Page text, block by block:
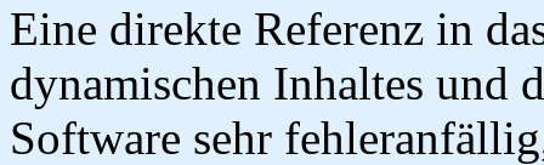
Eine direkte Referenz in
dynamischen Inhaltes und
Software sehr